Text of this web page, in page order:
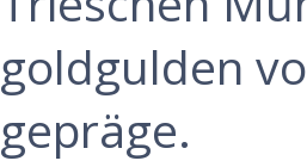
goldgulden
gepräge.‎